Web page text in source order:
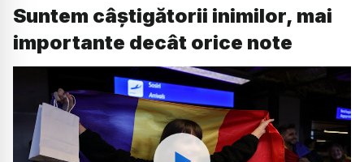
Suntem câștigătorii inimilor, mai
importante decât orice note